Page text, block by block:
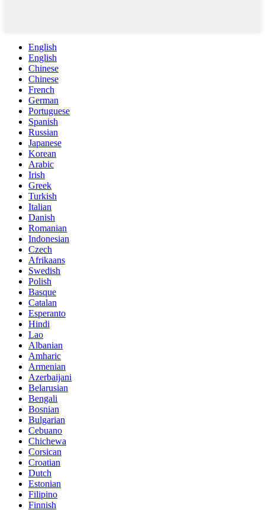
English
English
Chinese
Chinese
French
German
Portuguese
Spanish
Russian
Japanese
Korean
Arabic
Irish
Greek
Turkish
Italian
Danish
Romanian
Indonesian
Czech
Afrikaans
Swedish
Polish
Basque
Catalan
Esperanto
Hindi
Lao
Albanian
Amharic
Armenian
Azerbaijani
Belarusian
Bengali
Bosnian
Bulgarian
Cebuano
Chichewa
Corsican
Croatian
Dutch
Estonian
Filipino
Finnish